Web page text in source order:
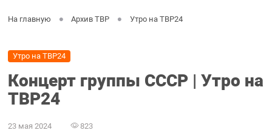
На главную Архив ТВР Утро на ТВР24
Утро на ТВР24
Концерт группы СССР | Утро на
ТВР24
23 мая 2024 823